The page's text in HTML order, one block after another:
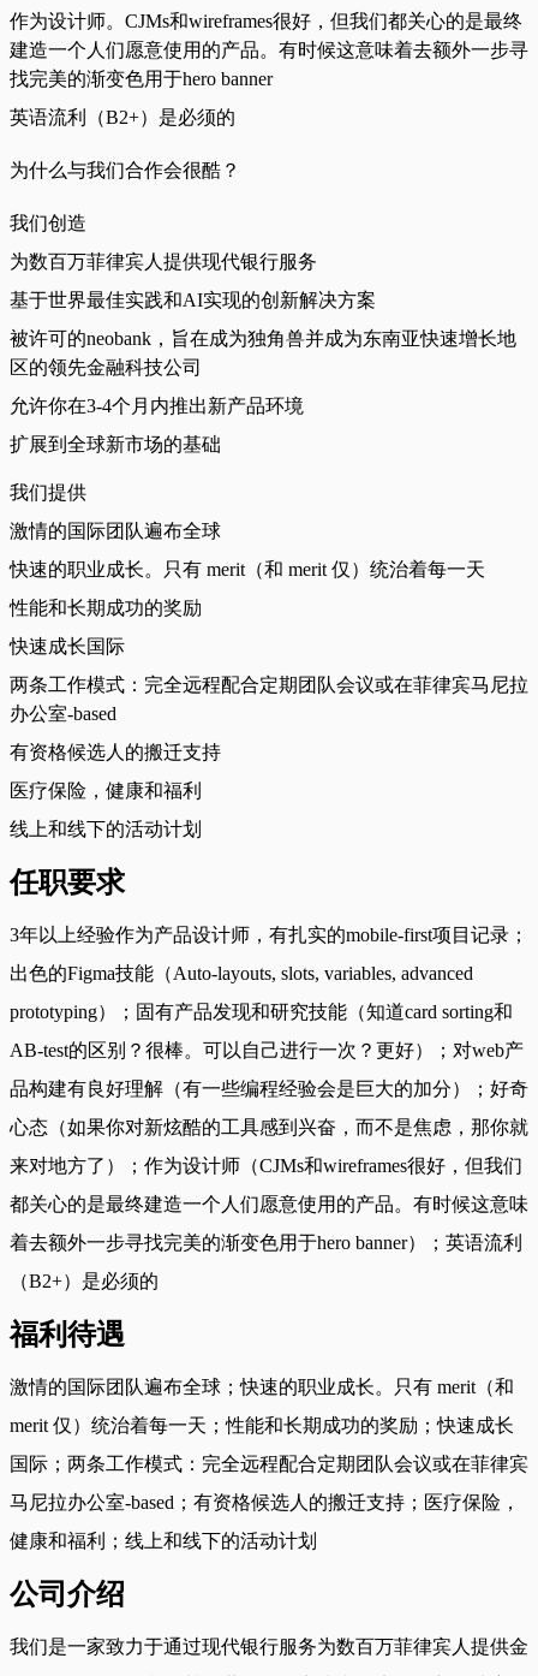
作为设计师。CJMs和wireframes很好，但我们都关心的是最终
建造一个人们愿意使用的产品。有时候这意味着去额外一步寻
找完美的渐变色用于hero banner
英语流利（B2+）是必须的
为什么与我们合作会很酷？
我们创造
为数百万菲律宾人提供现代银行服务
基于世界最佳实践和AI实现的创新解决方案
被许可的neobank，旨在成为独角兽并成为东南亚快速增长地
区的领先金融科技公司
允许你在3-4个月内推出新产品环境
扩展到全球新市场的基础
我们提供
激情的国际团队遍布全球
快速的职业成长。只有 merit（和 merit 仅）统治着每一天
性能和长期成功的奖励
快速成长国际
两条工作模式：完全远程配合定期团队会议或在菲律宾马尼拉
办公室-based
有资格候选人的搬迁支持
医疗保险，健康和福利
线上和线下的活动计划
任职要求
3年以上经验作为产品设计师，有扎实的mobile-first项目记录；
出色的Figma技能（Auto-layouts, slots, variables, advanced
prototyping）；固有产品发现和研究技能（知道card sorting和
AB-test的区别？很棒。可以自己进行一次？更好）；对web产
品构建有良好理解（有一些编程经验会是巨大的加分）；好奇
心态（如果你对新炫酷的工具感到兴奋，而不是焦虑，那你就
来对地方了）；作为设计师（CJMs和wireframes很好，但我们
都关心的是最终建造一个人们愿意使用的产品。有时候这意味
着去额外一步寻找完美的渐变色用于hero banner）；英语流利
（B2+）是必须的
福利待遇
激情的国际团队遍布全球；快速的职业成长。只有 merit（和
merit 仅）统治着每一天；性能和长期成功的奖励；快速成长
国际；两条工作模式：完全远程配合定期团队会议或在菲律宾
马尼拉办公室-based；有资格候选人的搬迁支持；医疗保险，
健康和福利；线上和线下的活动计划
公司介绍
我们是一家致力于通过现代银行服务为数百万菲律宾人提供金